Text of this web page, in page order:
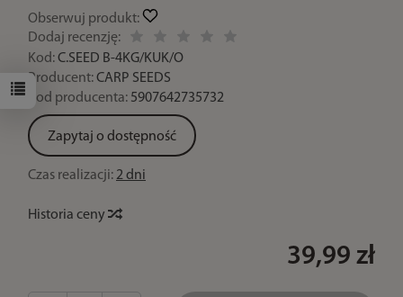
Obserwuj produkt:
Dodaj recenzję:
Kod:C.SEED B-4KG/KUK/O
Producent:CARP SEEDS
Kod producenta: 5907642735732
Zapytaj o dostępność
Czas realizacji:2 dni
Historia ceny
39,99 zł